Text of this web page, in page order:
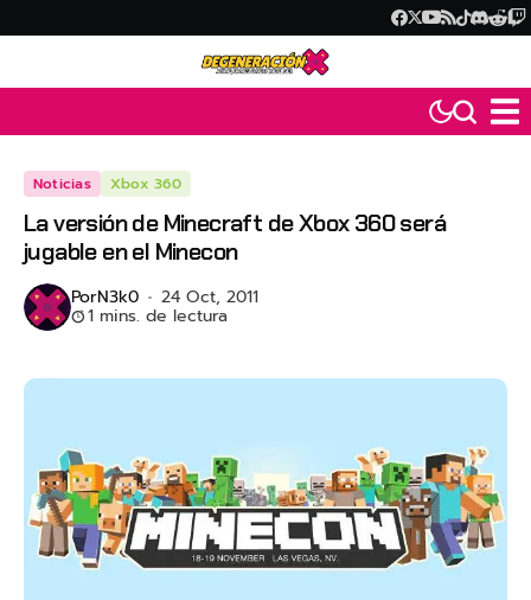
Noticias Xbox 360
La versión de Minecraft de Xbox 360 será
jugable en el Minecon
PorN3k0 24 Oct, 2011
1 mins. de lectura